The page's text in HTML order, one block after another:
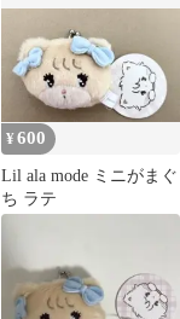
¥600
Lil ala mode ミニがまぐ
ち ラテ